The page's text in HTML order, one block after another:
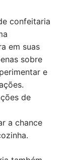
confeitaria
em suas
sobre
e
de
a chance